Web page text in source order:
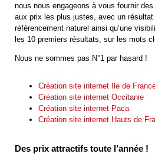
nous nous engageons à vous fournir
aux prix les plus justes, avec un résultat
référencement naturel ainsi qu’une
les 10 premiers résultats, sur les mots
Nous ne sommes pas N°1 par hasard !
Création site internet Ile de
Création site internet Occitanie
Création site internet Paca
Création site internet Hauts de
Des prix attractifs toute l’année !